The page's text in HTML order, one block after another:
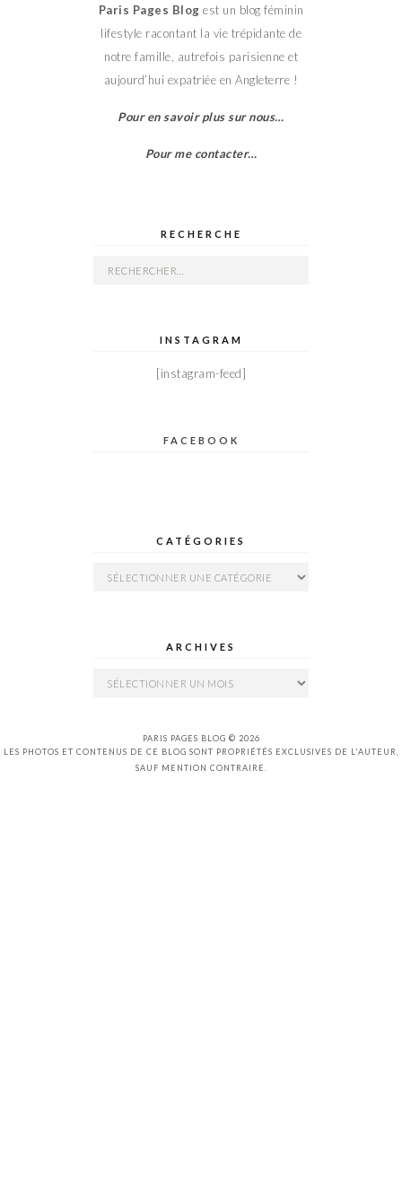
Paris Pages Blog est un blog féminin
lifestyle racontant la vie trépidante de
notre famille, autrefois parisienne et
aujourd’hui expatriée en Angleterre !
Pour en savoir plus sur nous…
Pour me contacter…
RECHERCHE
Rechercher :
INSTAGRAM
[instagram-feed]
FACEBOOK
CATÉGORIES
Catégories
ARCHIVES
Archives
PARIS PAGES BLOG © 2026
LES PHOTOS ET CONTENUS DE CE BLOG SONT PROPRIÉTÉS EXCLUSIVES DE L'AUTEUR,
SAUF MENTION CONTRAIRE.